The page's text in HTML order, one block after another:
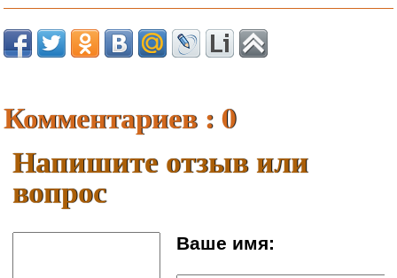
Комментариев : 0
Напишите отзыв или
вопрос
Ваше имя: